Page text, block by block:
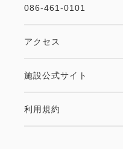
086-461-0101
アクセス
施設公式サイト
利用規約